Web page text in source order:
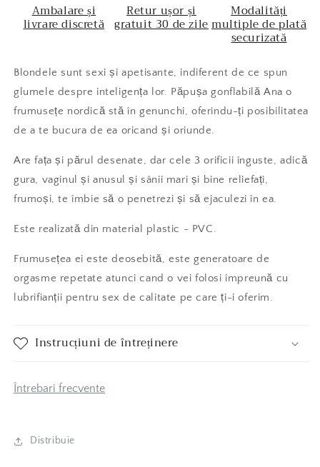
Ambalare și
livrare discretă
Retur ușor și
gratuit 30 de zile
Modalități
multiple de plată
securizată
Blondele sunt sexi și apetisante, indiferent de ce spun
glumele despre inteligența lor. Păpușa gonflabilă Ana o
frumusețe nordică stă în genunchi, oferindu-ți posibilitatea
de a te bucura de ea oricand și oriunde.
Are fața și părul desenate, dar cele 3 orificii înguste, adică
gura, vaginul și anusul și sânii mari și bine reliefați,
frumoși, te îmbie să o penetrezi și să ejaculezi în ea.
Este realizată din material plastic - PVC.
Frumusețea ei este deosebită, este generatoare de
orgasme repetate atunci cand o vei folosi împreună cu
lubrifianții pentru sex de calitate pe care ți-i oferim.
Instrucțiuni de întreținere
Întrebari frecvente
Distribuie